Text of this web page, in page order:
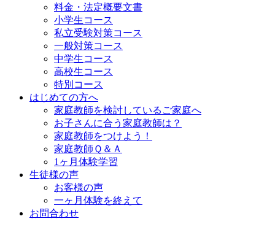
料金・法定概要文書
小学生コース
私立受験対策コース
一般対策コース
中学生コース
高校生コース
特別コース
はじめての方へ
家庭教師を検討しているご家庭へ
お子さんに合う家庭教師は？
家庭教師をつけよう！
家庭教師Ｑ＆Ａ
1ヶ月体験学習
生徒様の声
お客様の声
一ヶ月体験を終えて
お問合わせ